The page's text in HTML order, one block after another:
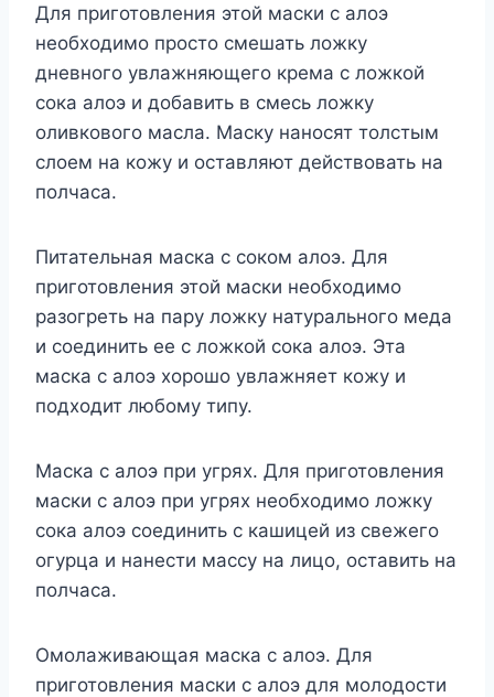
Для приготовления этой маски с алоэ
необходимо просто смешать ложку
дневного увлажняющего крема с ложкой
сока алоэ и добавить в смесь ложку
оливкового масла. Маску наносят толстым
слоем на кожу и оставляют действовать на
полчаса.
Питательная маска с соком алоэ. Для
приготовления этой маски необходимо
разогреть на пару ложку натурального меда
и соединить ее с ложкой сока алоэ. Эта
маска с алоэ хорошо увлажняет кожу и
подходит любому типу.
Маска с алоэ при угрях. Для приготовления
маски с алоэ при угрях необходимо ложку
сока алоэ соединить с кашицей из свежего
огурца и нанести массу на лицо, оставить на
полчаса.
Омолаживающая маска с алоэ. Для
приготовления маски с алоэ для молодости